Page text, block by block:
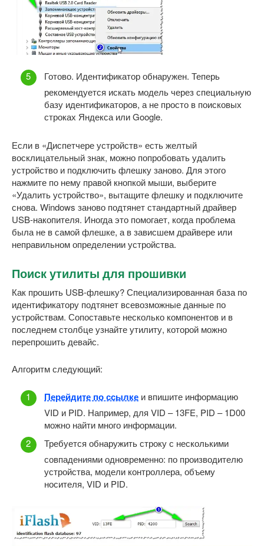
Готово. Идентификатор обнаружен. Теперь
рекомендуется искать модель через специальную
базу идентификаторов, а не просто в поисковых
строках Яндекса или Google.
Если в «Диспетчере устройств» есть желтый
восклицательный знак, можно попробовать удалить
устройство и подключить флешку заново. Для этого
нажмите по нему правой кнопкой мыши, выберите
«Удалить устройство», вытащите флешку и подключите
снова. Windows заново подтянет стандартный драйвер
USB-накопителя. Иногда это помогает, когда проблема
была не в самой флешке, а в зависшем драйвере или
неправильном определении устройства.
Поиск утилиты для прошивки
Как прошить USB-флешку? Специализированная база по
идентификатору подтянет всевозможные данные по
устройствам. Сопоставьте несколько компонентов и в
последнем столбце узнайте утилиту, которой можно
перепрошить девайс.
Алгоритм следующий:
Перейдите по ссылке и впишите информацию
VID и PID. Например, для VID – 13FE, PID – 1D00
можно найти много информации.
Требуется обнаружить строку с несколькими
совпадениями одновременно: по производителю
устройства, модели контроллера, объему
носителя, VID и PID.